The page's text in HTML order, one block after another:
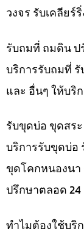
วงจร รับเคลีย
รับถมที่ ถมดิน
บริการรับถมที่
และ อื่นๆ ให้บริ
รับขุดบ่อ ขุดสร
บริการรับขุดบ่อ
ขุดโคกหนองนา
ปรึกษาตลอด 24
ทำไมต้องใช้บริ